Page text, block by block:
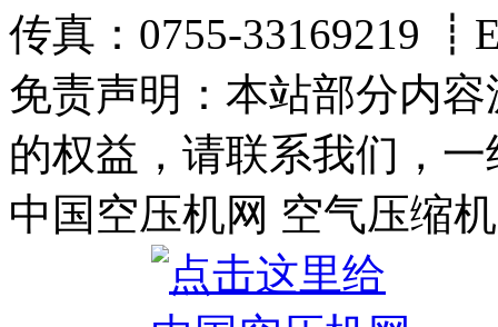
传真：0755-33169219
免责声明：本站部分内
的权益，请联系我们，
中国空压机网 空气压缩